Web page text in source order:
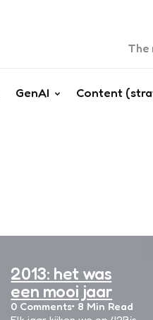
The
GenAI Content
2013: het was
een mooi jaar
0 Comments 8 Min Read